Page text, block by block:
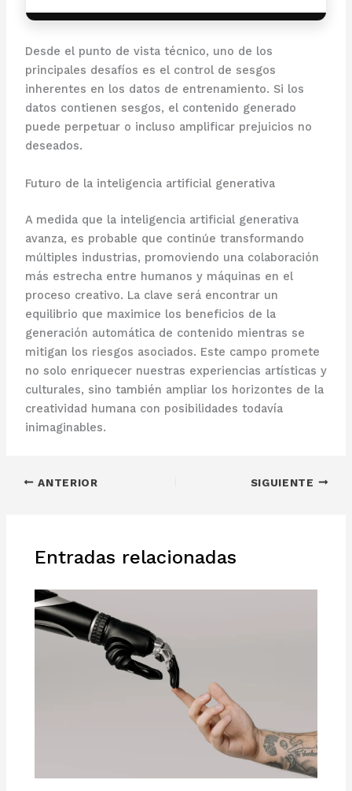
Desde el punto de vista técnico, uno de los
principales desafíos es el control de sesgos
inherentes en los datos de entrenamiento. Si los
datos contienen sesgos, el contenido generado
puede perpetuar o incluso amplificar prejuicios no
deseados.
Futuro de la inteligencia artificial generativa
A medida que la inteligencia artificial generativa
avanza, es probable que continúe transformando
múltiples industrias, promoviendo una colaboración
más estrecha entre humanos y máquinas en el
proceso creativo. La clave será encontrar un
equilibrio que maximice los beneficios de la
generación automática de contenido mientras se
mitigan los riesgos asociados. Este campo promete
no solo enriquecer nuestras experiencias artísticas y
culturales, sino también ampliar los horizontes de la
creatividad humana con posibilidades todavía
inimaginables.
ANTERIOR SIGUIENTE
Entradas relacionadas